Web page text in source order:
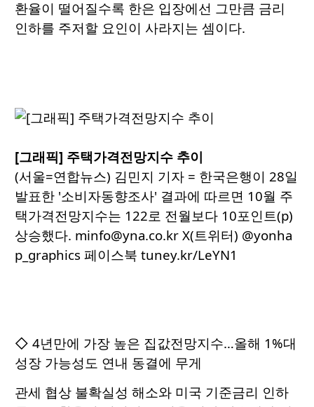
환율이 떨어질수록 한은 입장에선 그만큼 금리
인하를 주저할 요인이 사라지는 셈이다.
[그래픽] 주택가격전망지수 추이
(서울=연합뉴스) 김민지 기자 = 한국은행이 28일
발표한 '소비자동향조사' 결과에 따르면 10월 주
택가격전망지수는 122로 전월보다 10포인트(p)
상승했다. minfo@yna.co.kr X(트위터) @yonha
p_graphics 페이스북 tuney.kr/LeYN1
◇ 4년만에 가장 높은 집값전망지수…올해 1%대
성장 가능성도 연내 동결에 무게
관세 협상 불확실성 해소와 미국 기준금리 인하